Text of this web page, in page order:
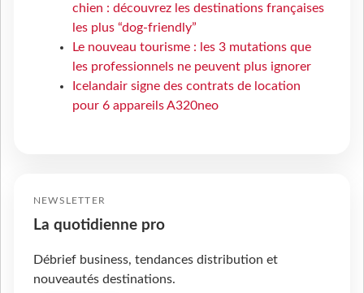
chien : découvrez les destinations françaises
les plus “dog-friendly”
Le nouveau tourisme : les 3 mutations que
les professionnels ne peuvent plus ignorer
Icelandair signe des contrats de location
pour 6 appareils A320neo
NEWSLETTER
La quotidienne pro
Débrief business, tendances distribution et
nouveautés destinations.